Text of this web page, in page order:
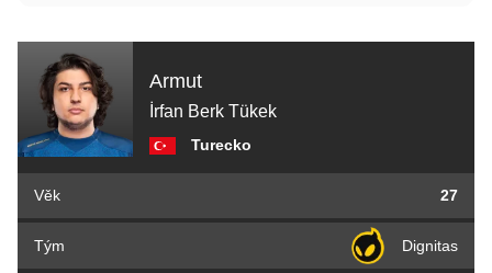
Armut
İrfan Berk Tükek
Turecko
Věk 27
Tým Dignitas